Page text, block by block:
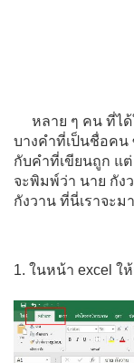
หลาย ๆ คน ที่ไ
บางคำที่เป็นชื่อคน
กับคำที่เขียนถูก แต่
จะพิมพ์ว่า นาย กัง
กังวาน ที่นี่เราจะม
1. ในหน้า excel ใ